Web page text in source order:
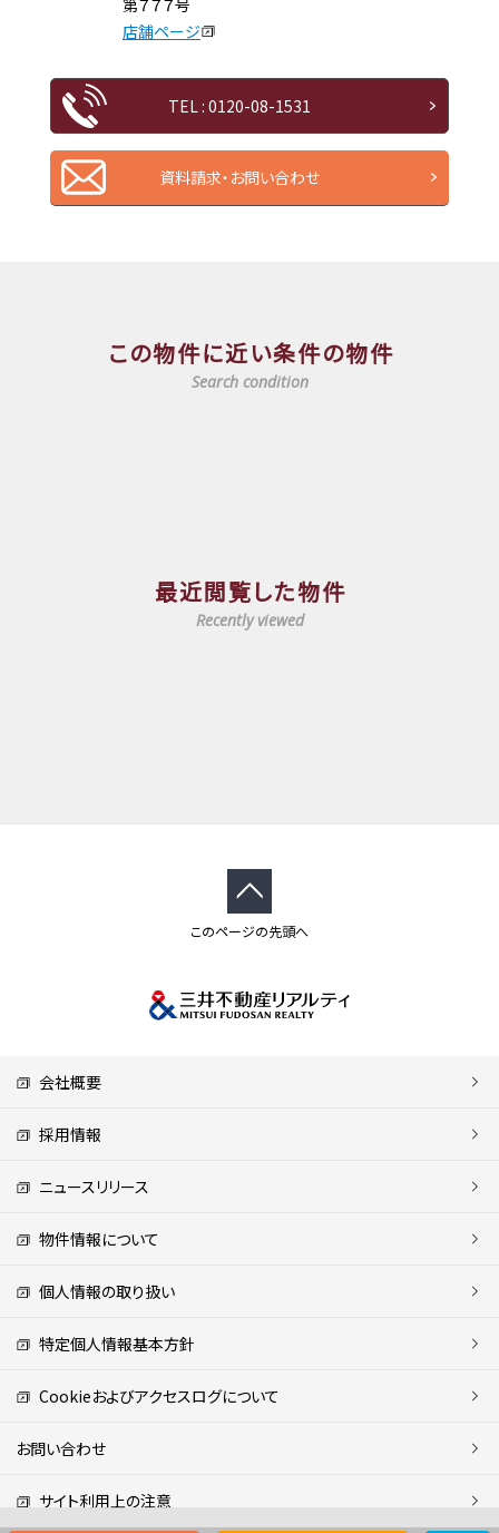
店舗ページ
TEL : 0120-08-1531
資料請求・お問い合わせ
この物件に近い条件の物件
Search condition
最近閲覧した物件
Recently viewed
このページの先頭へ
会社概要
採用情報
ニュースリリース
物件情報について
個人情報の取り扱い
特定個人情報基本方針
Cookieおよびアクセスログについて
お問い合わせ
サイト利用上の注意